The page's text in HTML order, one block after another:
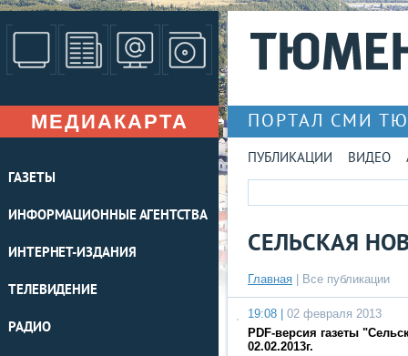
МЕДИАКАРТА
ГАЗЕТЫ
ИНФОРМАЦИОННЫЕ АГЕНТСТВА
ИНТЕРНЕТ-ИЗДАНИЯ
ТЕЛЕВИДЕНИЕ
РАДИО
ПОРТАЛ СМИ
ПУБЛИКАЦИИ ВИДЕО
СЕЛЬСКАЯ
Главная Все публикации
19:08 |
02 февраля 2013
PDF-версия газеты
02.02.2013г.